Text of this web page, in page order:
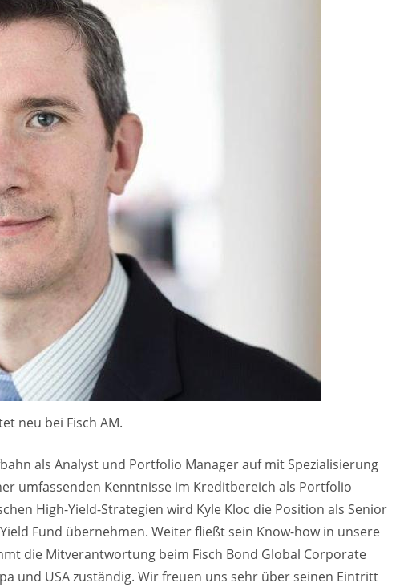
neu bei Fisch AM.
als Analyst und Portfolio Manager auf mit Spezialisierung
umfassenden Kenntnisse im Kreditbereich als Portfolio
High-Yield-Strategien wird Kyle Kloc die Position als Senior
Fund übernehmen. Weiter fließt sein Know-how in unsere
die Mitverantwortung beim Fisch Bond Global Corporate
und USA zuständig. Wir freuen uns sehr über seinen Eintritt